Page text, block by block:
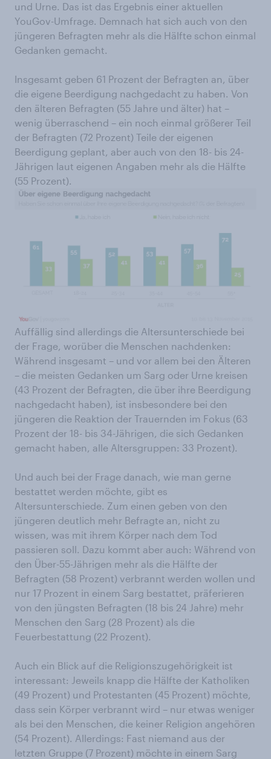
und Urne. Das ist das Ergebnis einer aktuellen
YouGov-Umfrage. Demnach hat sich auch von den
jüngeren Befragten mehr als die Hälfte schon einmal
Gedanken gemacht.
Insgesamt geben 61 Prozent der Befragten an, über
die eigene Beerdigung nachgedacht zu haben. Von
den älteren Befragten (55 Jahre und älter) hat –
wenig überraschend – ein noch einmal größerer Teil
der Befragten (72 Prozent) Teile der eigenen
Beerdigung geplant, aber auch von den 18- bis 24-
Jährigen laut eigenen Angaben mehr als die Hälfte
(55 Prozent).
Auffällig sind allerdings die Altersunterschiede bei
der Frage, worüber die Menschen nachdenken:
Während insgesamt – und vor allem bei den Älteren
– die meisten Gedanken um Sarg oder Urne kreisen
(43 Prozent der Befragten, die über ihre Beerdigung
nachgedacht haben), ist insbesondere bei den
jüngeren die Reaktion der Trauernden im Fokus (63
Prozent der 18- bis 34-Jährigen, die sich Gedanken
gemacht haben, alle Altersgruppen: 33 Prozent).
Und auch bei der Frage danach, wie man gerne
bestattet werden möchte, gibt es
Altersunterschiede. Zum einen geben von den
jüngeren deutlich mehr Befragte an, nicht zu
wissen, was mit ihrem Körper nach dem Tod
passieren soll. Dazu kommt aber auch: Während von
den Über-55-Jährigen mehr als die Hälfte der
Befragten (58 Prozent) verbrannt werden wollen und
nur 17 Prozent in einem Sarg bestattet, präferieren
von den jüngsten Befragten (18 bis 24 Jahre) mehr
Menschen den Sarg (28 Prozent) als die
Feuerbestattung (22 Prozent).
Auch ein Blick auf die Religionszugehörigkeit ist
interessant: Jeweils knapp die Hälfte der Katholiken
(49 Prozent) und Protestanten (45 Prozent) möchte,
dass sein Körper verbrannt wird – nur etwas weniger
als bei den Menschen, die keiner Religion angehören
(54 Prozent). Allerdings: Fast niemand aus der
letzten Gruppe (7 Prozent) möchte in einem Sarg